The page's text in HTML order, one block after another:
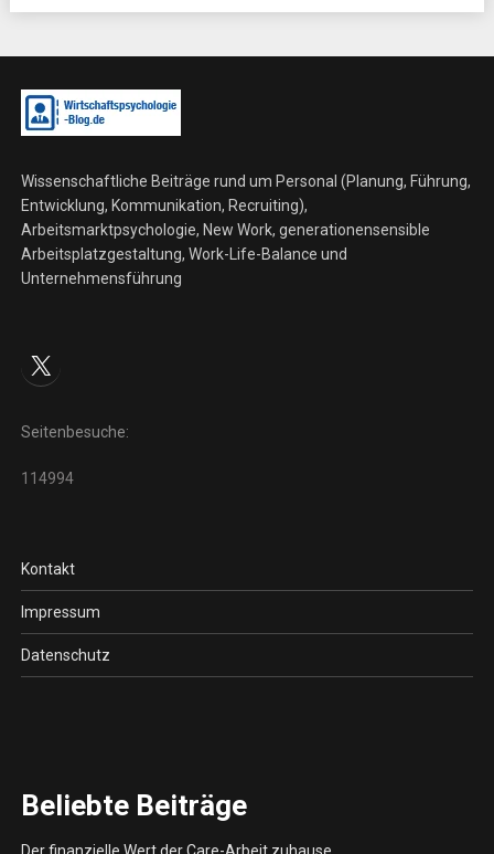
Wissenschaftliche Beiträge rund um Personal (Planung, Führung,
Entwicklung, Kommunikation, Recruiting),
Arbeitsmarktpsychologie, New Work, generationensensible
Arbeitsplatzgestaltung, Work-Life-Balance und
Unternehmensführung
X
Seitenbesuche:
114994
Kontakt
Impressum
Datenschutz
Beliebte Beiträge